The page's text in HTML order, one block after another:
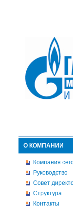
О КОМПАНИИ
Компания
Руководство
Совет
Структура
Контакты